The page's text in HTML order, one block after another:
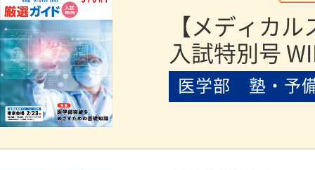
医学部 塾・予
【メディカ
入試特別号